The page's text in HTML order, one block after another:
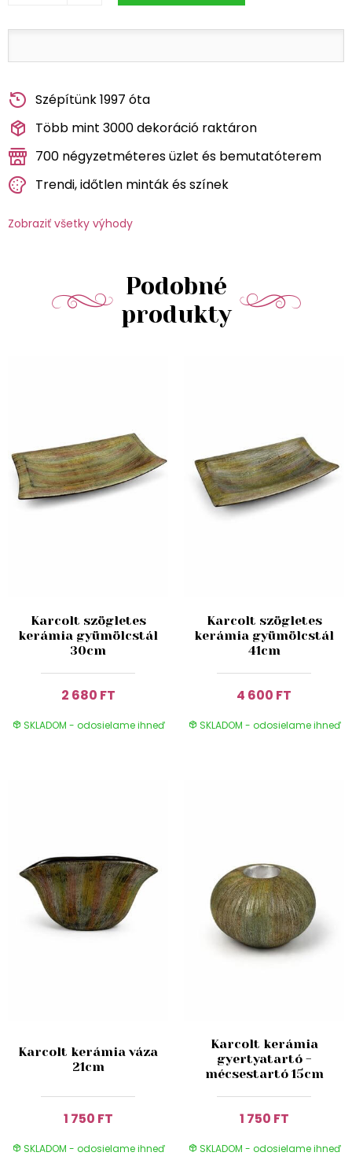
Szépítünk 1997 óta
Több mint 3000 dekoráció raktáron
700 négyzetméteres üzlet és bemutatóterem
Trendi, időtlen minták és színek
Zobraziť všetky výhody
Podobné
produkty
Karcolt szögletes
kerámia gyümölcstál
30cm
2 680 FT
SKLADOM - odosielame ihneď
Karcolt szögletes
kerámia gyümölcstál
41cm
4 600 FT
SKLADOM - odosielame ihneď
Karcolt kerámia váza
21cm
1 750 FT
SKLADOM - odosielame ihneď
Karcolt kerámia
gyertyatartó -
mécsestartó 15cm
1 750 FT
SKLADOM - odosielame ihneď